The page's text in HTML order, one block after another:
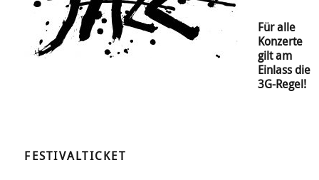
Für alle
Konzerte
gilt am
Einlass die
3G-Regel!
FESTIVALTICKET